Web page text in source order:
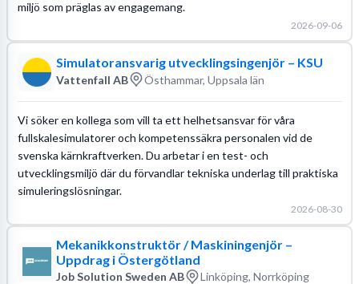
miljö som präglas av engagemang.
2026-09-06
Simulatoransvarig utvecklingsingenjör – KSU
Vattenfall AB Östhammar, Uppsala län
Vi söker en kollega som vill ta ett helhetsansvar för våra
fullskalesimulatorer och kompetenssäkra personalen vid de
svenska kärnkraftverken. Du arbetar i en test- och
utvecklingsmiljö där du förvandlar tekniska underlag till praktiska
simuleringslösningar.
2026-08-30
Mekanikkonstruktör / Maskiningenjör –
Uppdrag i Östergötland
Job Solution Sweden AB Linköping, Norrköping